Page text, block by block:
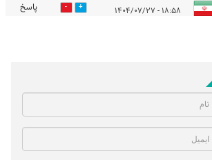
۱۸:۵۸ - ۱۴۰۴/۰۷/۲۷ 3 پاسخ